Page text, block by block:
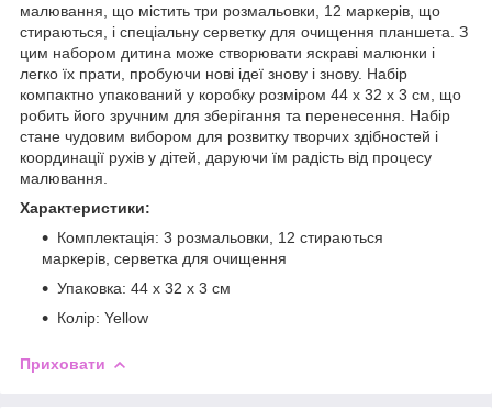
малювання, що містить три розмальовки, 12 маркерів, що
стираються, і спеціальну серветку для очищення планшета. З
цим набором дитина може створювати яскраві малюнки і
легко їх прати, пробуючи нові ідеї знову і знову. Набір
компактно упакований у коробку розміром 44 x 32 x 3 см, що
робить його зручним для зберігання та перенесення. Набір
стане чудовим вибором для розвитку творчих здібностей і
координації рухів у дітей, даруючи їм радість від процесу
малювання.
Характеристики:
Комплектація: 3 розмальовки, 12 стираються
маркерів, серветка для очищення
Упаковка: 44 x 32 x 3 см
Колір: Yellow
Приховати